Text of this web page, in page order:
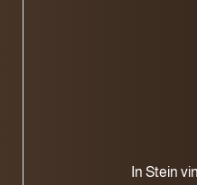
In Stein